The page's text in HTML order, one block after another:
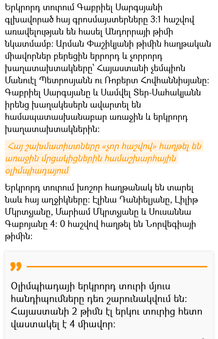
Երկրորդ տուրում Գաբրիել Սարգսյանի
գլխավորած հայ գրոսմայստերները 3:1 հաշվով
առավելության են հասել Անդորրայի թիմի
նկատմամբ: Արման Փաշիկյանի թիմին հաղթական
միավորներ բերեցին երրորդ և չորրորդ
խաղատախտակները՝ Հայաստանի չեմպիոն
Մանուէլ Պետրոսյանն ու Ռոբերտ Հովհաննիսյանը:
Գաբրիել Սարգսյանը և Սամվել Տեր-Սահակյանն
իրենց խաղակեսերն ավարտել են
համապատասխանաբար առաջին և երկրորդ
խաղատախտակներին:
Հայ շախմատիստները «չոր հաշվով» հաղթել են
առաջին մրցակիցներին համաշխարհային
օլիմպիադայում
Երկրորդ տուրում խոշոր հաղթանակ են տարել
նաև հայ աղջիկները: Էլինա Դանիելյանը, Լիլիթ
Մկրտչյանը, Մարիամ Մկրտչյանը և Սուսաննա
Գաբոյանը 4: 0 հաշվով հաղթել են Նորվեգիայի
թիմին:
Օլիմպիադայի երկրորդ տուրի մյուս
հանդիպումները դեռ շարունակվում են։
Հայաստանի 2 թիմն էլ երկու տուրից հետո
վաստակել է 4 միավոր։